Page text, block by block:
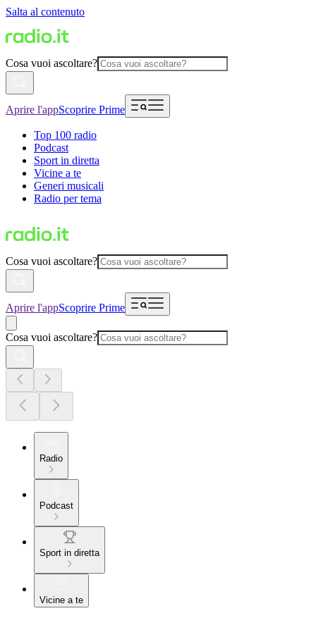
Salta al contenuto
Cosa vuoi ascoltare?
Aprire l'appScoprire Prime
Top 100 radio
Podcast
Sport in diretta
Vicine a te
Generi musicali
Radio per tema
Cosa vuoi ascoltare?
Aprire l'appScoprire Prime
Cosa vuoi ascoltare?
Radio
Podcast
Sport in diretta
Vicine a te